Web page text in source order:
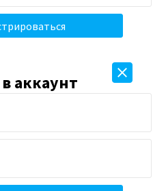
аккаунт